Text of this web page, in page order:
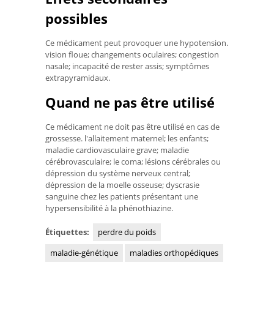
possibles
Ce médicament peut provoquer une hypotension.
vision floue; changements oculaires; congestion
nasale; incapacité de rester assis; symptômes
extrapyramidaux.
Quand ne pas être utilisé
Ce médicament ne doit pas être utilisé en cas de
grossesse. l'allaitement maternel; les enfants;
maladie cardiovasculaire grave; maladie
cérébrovasculaire; le coma; lésions cérébrales ou
dépression du système nerveux central;
dépression de la moelle osseuse; dyscrasie
sanguine chez les patients présentant une
hypersensibilité à la phénothiazine.
Étiquettes:
perdre du poids
maladie-génétique
maladies orthopédiques